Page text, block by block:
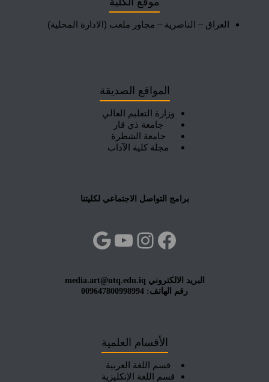
العراق – الناصرية – مجاور ملعب (الادارة المحلية)
المواقع الصديقة
وزارة التعليم العالي
جامعة ذي قار
جامعة الشطرة
مجلة كلية الآداب
برامج التواصل الاجتماعي لكليتنا
فيسبوك
إنستجرام
يوتيوب
البريد الالكتروني media.art@utq.edu.iq
رقم الهاتف: 009647800998994
الأقسام العلمية
قسم اللغة العربية
قسم اللغة الإنكليزية